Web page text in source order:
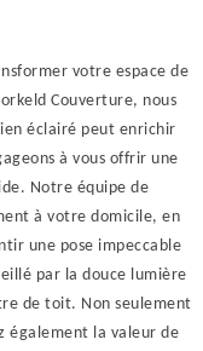
votre espace de
Couverture, nous
éclairé peut enrichir
à vous offrir une
Notre équipe de
à votre domicile, en
une pose impeccable
par la douce lumière
de toit. Non seulement
également la valeur de